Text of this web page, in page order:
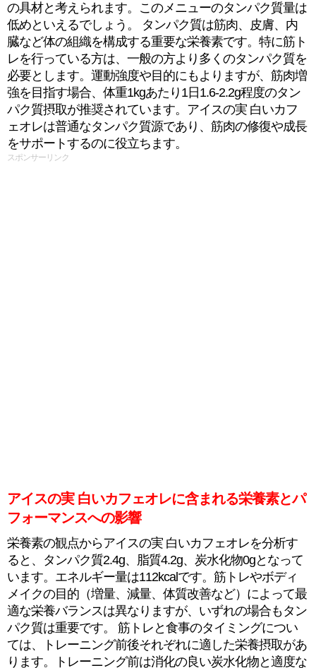
の具材と考えられます。このメニューのタンパク質量は
低めといえるでしょう。 タンパク質は筋肉、皮膚、内
臓など体の組織を構成する重要な栄養素です。特に筋ト
レを行っている方は、一般の方より多くのタンパク質を
必要とします。運動強度や目的にもよりますが、筋肉増
強を目指す場合、体重1kgあたり1日1.6-2.2g程度のタン
パク質摂取が推奨されています。アイスの実 白いカフ
ェオレは普通なタンパク質源であり、筋肉の修復や成長
をサポートするのに役立ちます。
スポンサーリンク
アイスの実 白いカフェオレに含まれる栄養素とパ
フォーマンスへの影響
栄養素の観点からアイスの実 白いカフェオレを分析す
ると、タンパク質2.4g、脂質4.2g、炭水化物0gとなって
います。エネルギー量は112kcalです。筋トレやボディ
メイクの目的（増量、減量、体質改善など）によって最
適な栄養バランスは異なりますが、いずれの場合もタン
パク質は重要です。 筋トレと食事のタイミングについ
ては、トレーニング前後それぞれに適した栄養摂取があ
ります。トレーニング前は消化の良い炭水化物と適度な